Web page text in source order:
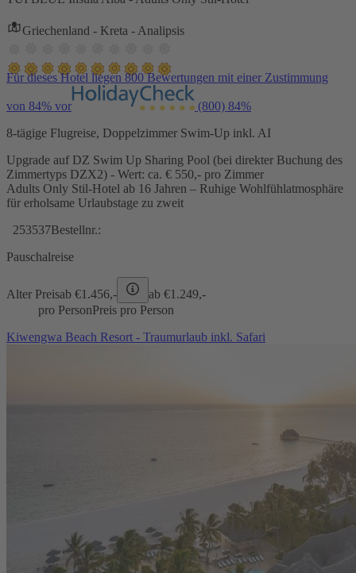
Griechenland - Kreta - Analipsis
Für dieses Hotel liegen 800 Bewertungen mit einer Zustimmung
von 84% vor (800) 84%
8-tägige Flugreise, Doppelzimmer Swim-Up inkl. AI
Upgrade auf DZ Swim Up Sharing Pool (bei direkter Buchung des
Zimmertyps DZX2) - Wert: ca. € 550,- pro Zimmer
Adults Only Stil-Hotel ab 16 Jahren – Ruhige Wohlfühlatmosphäre
für erholsame Urlaubstage zu zweit
253537Bestellnr.:
Pauschalreise
Alter Preisab €1.456,- ab €1.249,-
pro PersonPreis pro Person
Kiwengwa Beach Resort - Traumurlaub inkl. Safari